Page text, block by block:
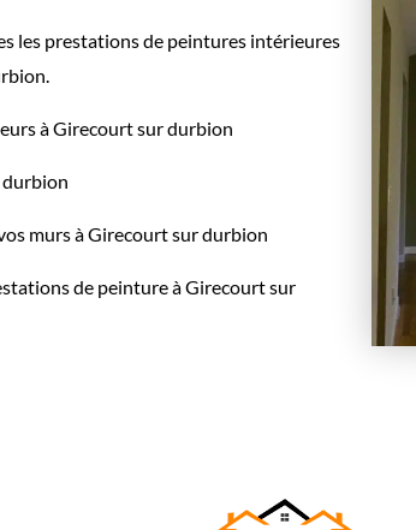
les prestations de peintures intérieures
à Girecourt sur durbion
murs à Girecourt sur durbion
de peinture à Girecourt sur